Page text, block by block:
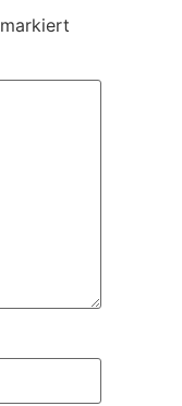
markiert